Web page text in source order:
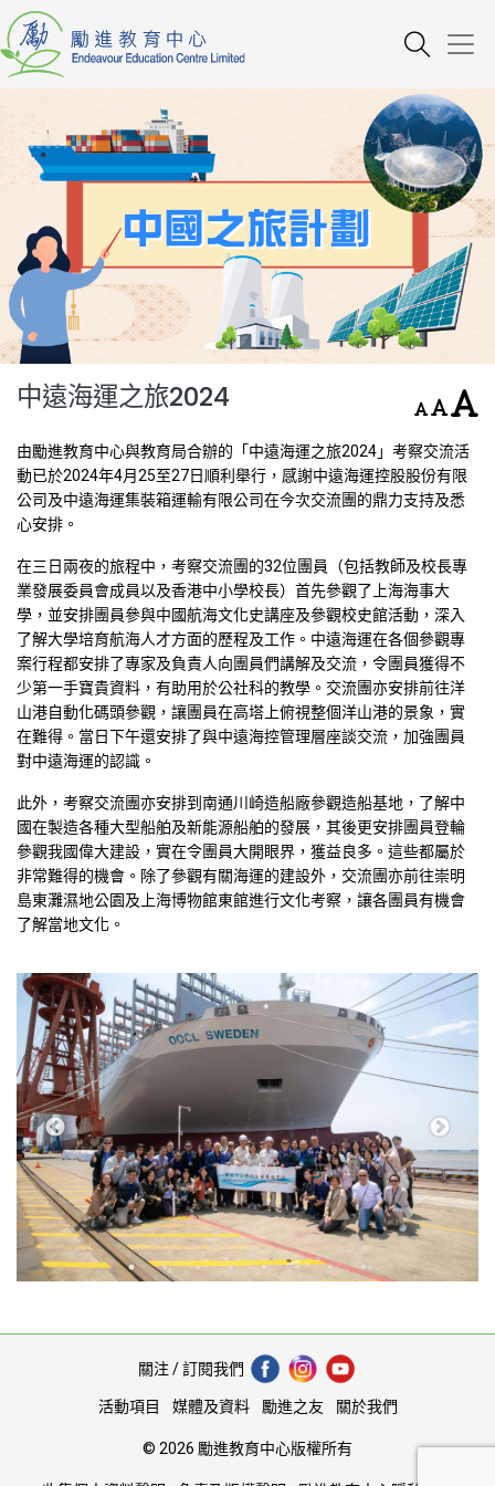
中遠海運之旅2024
由勵進教育中心與教育局合辦的「中遠海運之旅2024」考察交流活
動已於2024年4月25至27日順利舉行，感謝中遠海運控股股份有限
公司及中遠海運集裝箱運輸有限公司在今次交流團的鼎力支持及悉
心安排。
在三日兩夜的旅程中，考察交流團的32位團員（包括教師及校長專
業發展委員會成員以及香港中小學校長）首先參觀了上海海事大
學，並安排團員參與中國航海文化史講座及參觀校史館活動，深入
了解大學培育航海人才方面的歷程及工作。中遠海運在各個參觀專
案行程都安排了專家及負責人向團員們講解及交流，令團員獲得不
少第一手寶貴資料，有助用於公社科的教學。交流團亦安排前往洋
山港自動化碼頭參觀，讓團員在高塔上俯視整個洋山港的景象，實
在難得。當日下午還安排了與中遠海控管理層座談交流，加強團員
對中遠海運的認識。
此外，考察交流團亦安排到南通川崎造船廠參觀造船基地，了解中
國在製造各種大型船舶及新能源船舶的發展，其後更安排團員登輪
參觀我國偉大建設，實在令團員大開眼界，獲益良多。這些都屬於
非常難得的機會。除了參觀有關海運的建設外，交流團亦前往崇明
島東灘濕地公園及上海博物館東館進行文化考察，讓各團員有機會
了解當地文化。
關注 / 訂閱我們
活動項目 媒體及資料 勵進之友 關於我們
© 2026 勵進教育中心版權所有